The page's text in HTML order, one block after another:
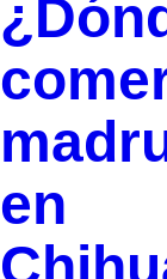
en